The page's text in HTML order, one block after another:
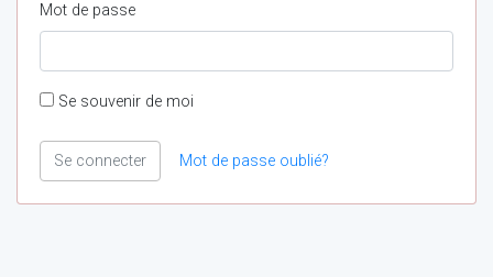
Mot de passe
Se souvenir de moi
Se connecter Mot de passe oublié?